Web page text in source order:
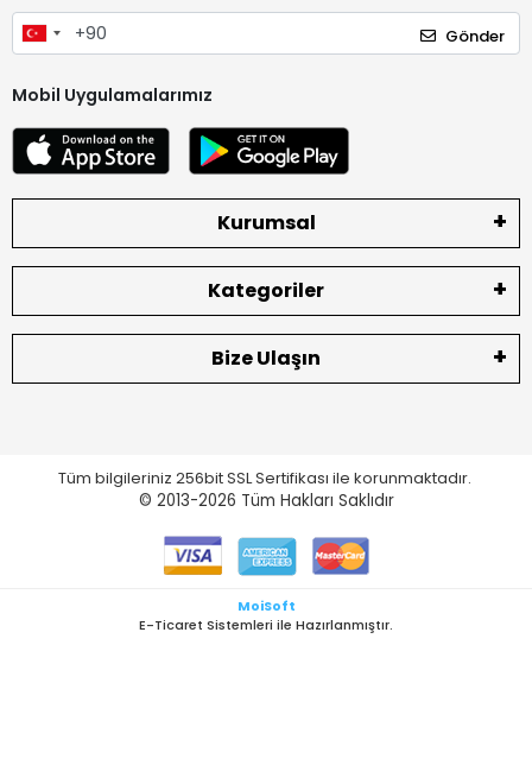
Gönder
Mobil Uygulamalarımız
Kurumsal
Kategoriler
Bize Ulaşın
Tüm bilgileriniz 256bit SSL Sertifikası ile korunmaktadır.
© 2013-2026 Tüm Hakları Saklıdır
MoiSoft
E-Ticaret Sistemleri ile Hazırlanmıştır.